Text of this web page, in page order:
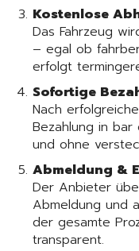
Kostenlose
Das Fahrzeug
– egal ob
erfolgt
Sofortige
Nach
Bezahlung in
und ohne
Abmeldung &
Der Anbieter
Abmeldung und
der gesamte
transparent.